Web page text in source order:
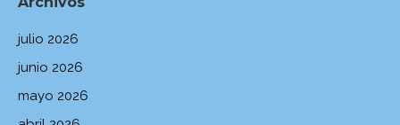
julio 2026
junio 2026
mayo 2026